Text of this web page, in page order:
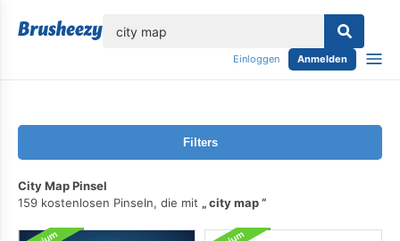
Einloggen Anmelden
Filters
City Map Pinsel
159 kostenlosen Pinseln, die mit
city map